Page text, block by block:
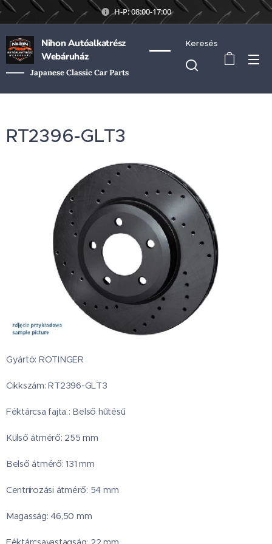
H-P: 08:00-17:00
Nihon Autóalkatrész
Webáruház
Japanese Classic Car Parts
Keresés
RT2396-GLT3
Gyártó: ROTINGER
Cikkszám: RT2396-GLT3
Féktárcsa fajta : Belső hűtésű
Külső átmérő: 255 mm
Belső átmérő: 131 mm
Centrírozási átmérő: 54 mm
Magasság: 46,50 mm